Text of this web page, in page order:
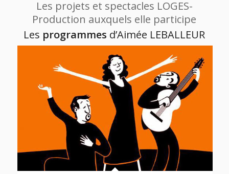
Les projets et spectacles LOGES-
Production auxquels elle participe
Les programmes d’Aimée LEBALLEUR